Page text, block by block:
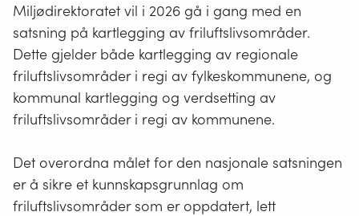
Miljødirektoratet vil i 2026 gå i gang med en
satsning på kartlegging av friluftslivsområder.
Dette gjelder både kartlegging av regionale
friluftslivsområder i regi av fylkeskommunene, og
kommunal kartlegging og verdsetting av
friluftslivsområder i regi av kommunene.
Det overordna målet for den nasjonale satsningen
er å sikre et kunnskapsgrunnlag om
friluftslivsområder som er oppdatert, lett